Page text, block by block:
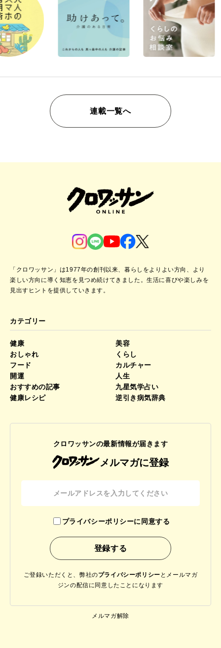
連載一覧へ
「クロワッサン」は1977年の創刊以来、暮らしをよりよい方向、より
楽しい方向に導く知恵を見つめ続けてきました。生活に喜びや楽しみを
見出すヒントを提供していきます。
カテゴリー
健康
美容
おしゃれ
くらし
フード
カルチャー
開運
人生
おすすめの記事
九星気学占い
健康レシピ
逆引き病気辞典
クロワッサンの最新情報が届きます
メルマガに登録
プライバシーポリシーに同意する
ご登録いただくと、弊社のプライバシーポリシー と メールマガ
ジンの配信に同意したことになります
メルマガ解除